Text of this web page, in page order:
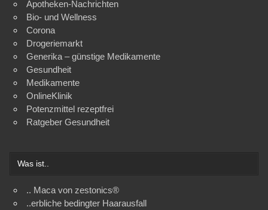
Apotheken-Nachrichten
Bio- und Wellness
Corona
Drogeriemarkt
Generika – günstige Medikamente
Gesundheit
Medikamente
OnlineKlinik
Potenzmittel rezeptfrei
Ratgeber Gesundheit
Was ist..
.. Maca von zestonics®
..erbliche bedingter Haarausfall